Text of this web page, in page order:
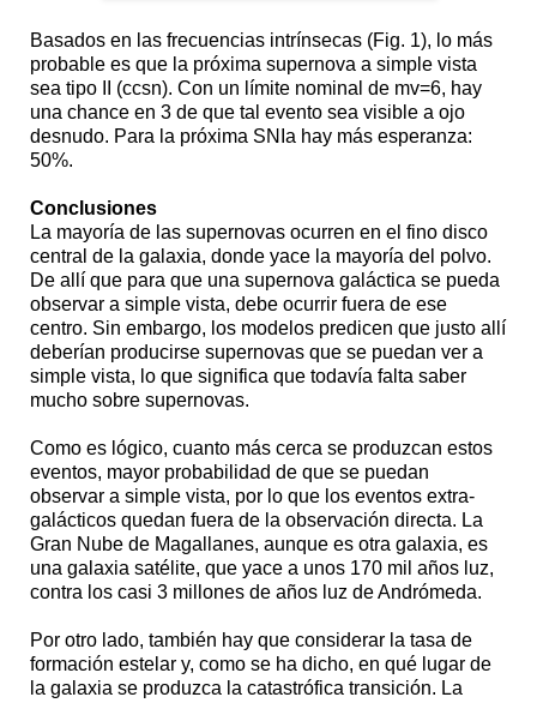
Basados en las frecuencias intrínsecas (Fig. 1), lo más
probable es que la próxima supernova a simple vista
sea tipo II (ccsn). Con un límite nominal de mv=6, hay
una chance en 3 de que tal evento sea visible a ojo
desnudo. Para la próxima SNIa hay más esperanza:
50%.
Conclusiones
La mayoría de las supernovas ocurren en el fino disco
central de la galaxia, donde yace la mayoría del polvo.
De allí que para que una supernova galáctica se pueda
observar a simple vista, debe ocurrir fuera de ese
centro. Sin embargo, los modelos predicen que justo allí
deberían producirse supernovas que se puedan ver a
simple vista, lo que significa que todavía falta saber
mucho sobre supernovas.
Como es lógico, cuanto más cerca se produzcan estos
eventos, mayor probabilidad de que se puedan
observar a simple vista, por lo que los eventos extra-
galácticos quedan fuera de la observación directa. La
Gran Nube de Magallanes, aunque es otra galaxia, es
una galaxia satélite, que yace a unos 170 mil años luz,
contra los casi 3 millones de años luz de Andrómeda.
Por otro lado, también hay que considerar la tasa de
formación estelar y, como se ha dicho, en qué lugar de
la galaxia se produzca la catastrófica transición. La